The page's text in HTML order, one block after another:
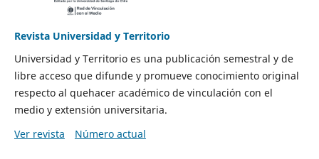
Revista Universidad y Territorio
Universidad y Territorio es una publicación semestral y de
libre acceso que difunde y promueve conocimiento original
respecto al quehacer académico de vinculación con el
medio y extensión universitaria.
Ver revista
Número actual